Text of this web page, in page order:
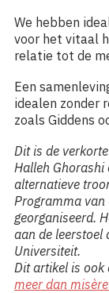
We hebben
voor het vitaal
relatie tot de
Een
idealen zonder
zoals Giddens
Dit is de
Halleh Ghorashi
alternatieve
Programma van
georganiseerd.
aan de leerstoel
Universiteit.
Dit artikel is ook
meer dan